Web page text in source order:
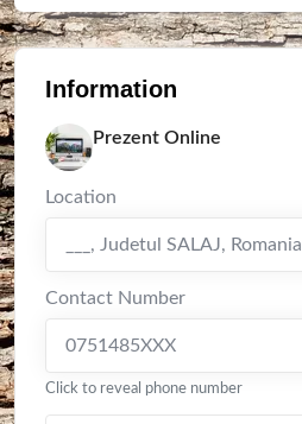
Information
Prezent Online
Location
, Judetul SALAJ, Romania
Contact Number
0751485XXX
Click to reveal phone number